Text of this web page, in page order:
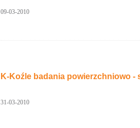
09-03-2010
K-Koźle badania powierzchniowo -
31-03-2010